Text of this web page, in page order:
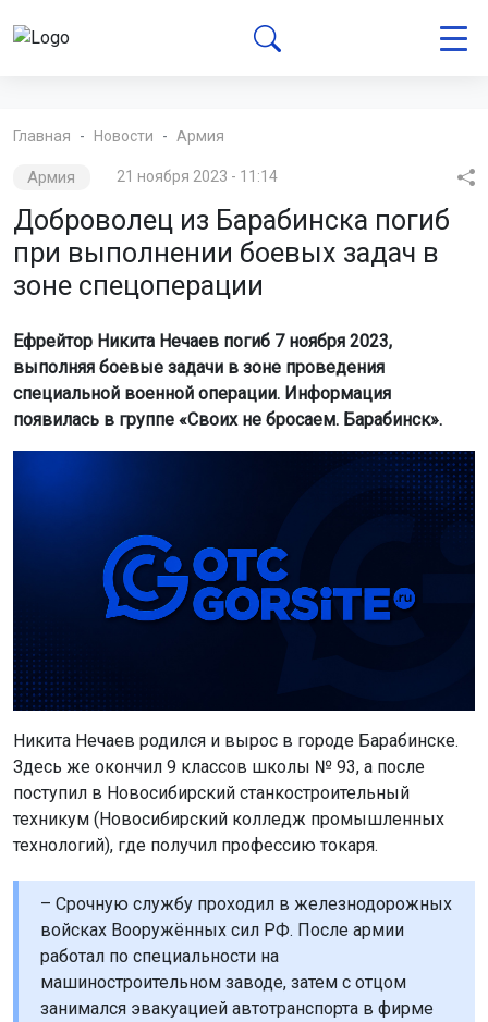
Главная Новости Армия
Армия 21 ноября 2023 - 11:14
Доброволец из Барабинска погиб
при выполнении боевых задач в
зоне спецоперации
Ефрейтор Никита Нечаев погиб 7 ноября 2023,
выполняя боевые задачи в зоне проведения
специальной военной операции. Информация
появилась в группе «Своих не бросаем. Барабинск».
Никита Нечаев родился и вырос в городе Барабинске.
Здесь же окончил 9 классов школы № 93, а после
поступил в Новосибирский станкостроительный
техникум (Новосибирский колледж промышленных
технологий), где получил профессию токаря.
– Срочную службу проходил в железнодорожных
войсках Вооружённых сил РФ. После армии
работал по специальности на
машиностроительном заводе, затем с отцом
занимался эвакуацией автотранспорта в фирме